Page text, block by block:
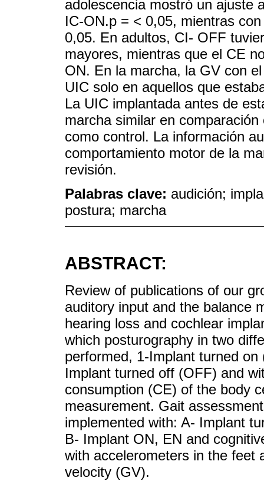
adolescencia mostró un ajuste
IC-ON.p = < 0,05, mientras
0,05. En adultos, CI- OFF
mayores, mientras que el CE
ON. En la marcha, la GV con
UIC solo en aquellos que
La UIC implantada antes de
marcha similar en
como control. La información
comportamiento motor de la
revisión.
Palabras clave: audición;
postura; marcha
ABSTRACT:
Review of publications of our
auditory input and the balance
hearing loss and cochlear
which posturography in two
performed, 1-Implant turned
Implant turned off (OFF) and
consumption (CE) of the body
measurement. Gait
implemented with: A- Implant
B- Implant ON, EN and
with accelerometers in the feet
velocity (GV).